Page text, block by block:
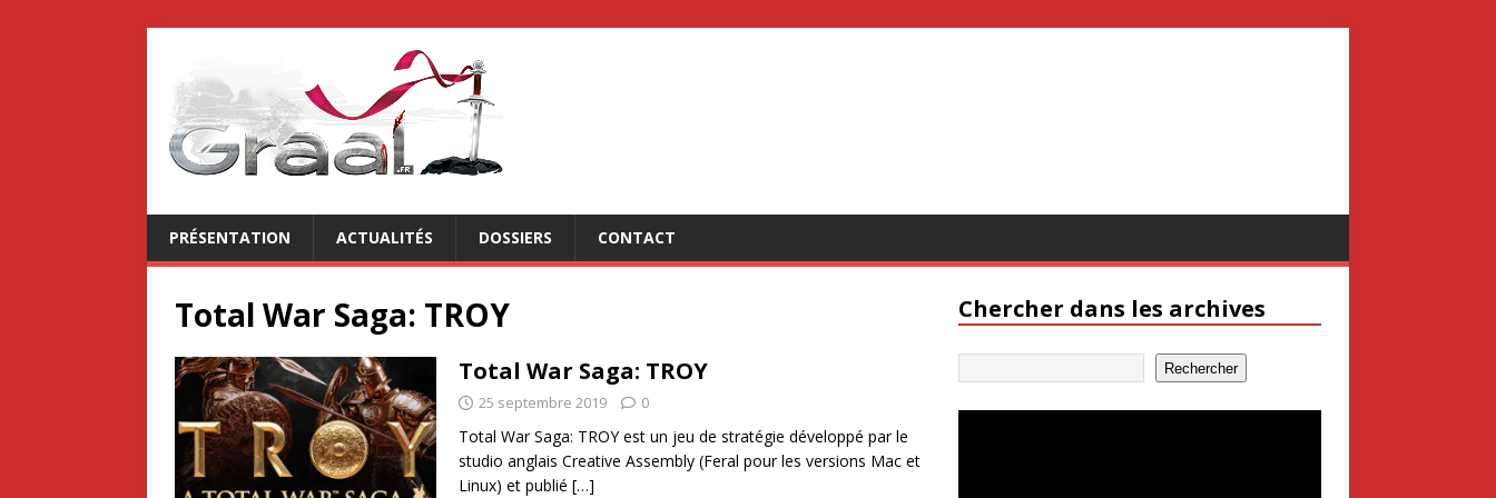
PRÉSENTATION ACTUALITÉS DOSSIERS CONTACT
Total War Saga: TROY
Total War Saga: TROY
25 septembre 2019 0
Total War Saga: TROY est un jeu de stratégie développé par le
studio anglais Creative Assembly (Feral pour les versions Mac et
Linux) et publié […]
Chercher dans les archives
Rechercher